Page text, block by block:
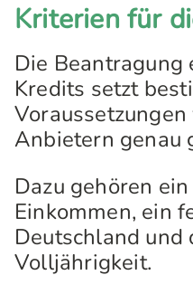
Kriterien für
Die Beantragung
Kredits setzt
Anbietern genau
Dazu gehören
Einkommen, ein
Deutschland und
Volljährigkeit.